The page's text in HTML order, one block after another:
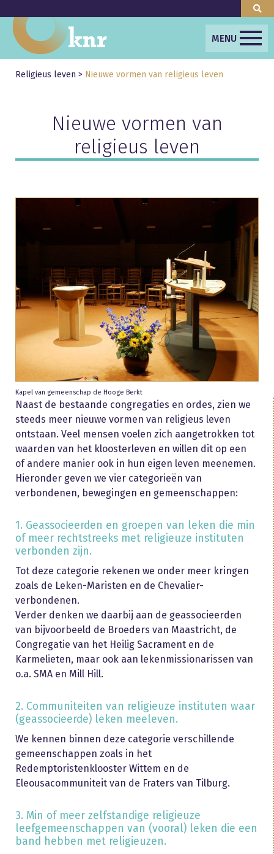
MENU
Religieus leven > Nieuwe vormen van religieus leven
Nieuwe vormen van
religieus leven
Kapel van gemeenschap de Hooge Berkt
Naast de bestaande congregaties en ordes, zien we
steeds meer nieuwe vormen van religieus leven
ontstaan. Veel mensen voelen zich aangetrokken tot
waarden van het kloosterleven en willen dit op een
of andere manier ook in hun eigen leven meenemen.
Hieronder geven we vier categorieën van
verbondenen, bewegingen en gemeenschappen:
1. Geassocieerden en groepen van leken die min
of meer rechtstreeks met religieuze instituten
verbonden zijn.
Tot deze categorie rekenen we onder meer kringen
zoals de Leken-Maristen en de Chevalier-
verbondenen.
Verder denken we daarbij aan de geassocieerden
van bijvoorbeeld de Broeders van Maastricht, de
Congregatie van het Heilig Sacrament en de
Karmelieten, maar ook aan lekenmissionarissen van
o.a. SMA en Mill Hill.
2. Communiteiten van religieuze instituten waar
(geassocieerde) leken meeleven.
We kennen binnen deze categorie verschillende
gemeenschappen zoals in het
Redemptoristenklooster Wittem en de
Eleousacommuniteit van de Fraters van Tilburg.
3. Min of meer zelfstandige religieuze
leefgemeenschappen van (vooral) leken die een
band hebben met religieuzen.